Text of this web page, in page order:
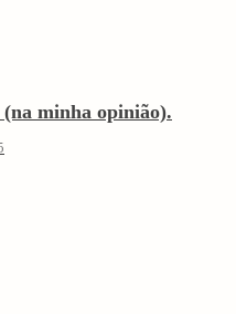
minha opinião).